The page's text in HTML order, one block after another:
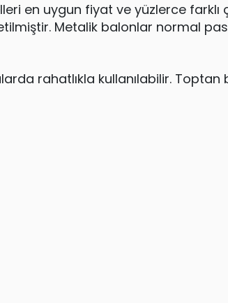
en uygun fiyat ve yüzlerce farklı
Metalik balonlar normal
rahatlıkla kullanılabilir. Toptan